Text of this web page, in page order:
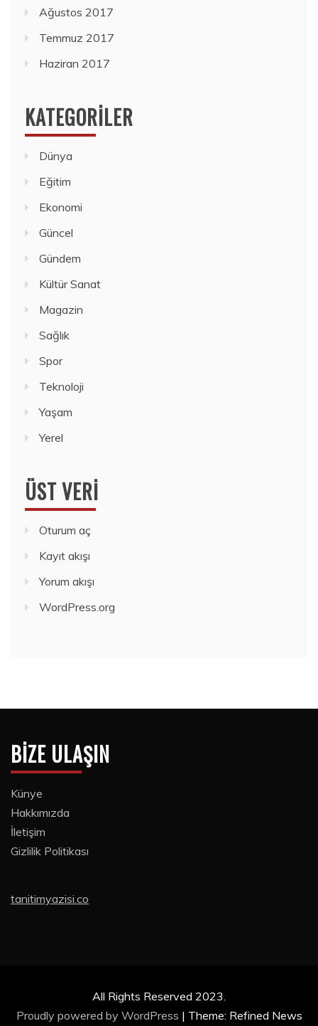
Ağustos 2017
Temmuz 2017
Haziran 2017
KATEGORILER
Dünya
Eğitim
Ekonomi
Güncel
Gündem
Kültür Sanat
Magazin
Sağlık
Spor
Teknoloji
Yaşam
Yerel
ÜST VERI
Oturum aç
Kayıt akışı
Yorum akışı
WordPress.org
BIZE ULAŞIN
Künye
Hakkımızda
İletişim
Gizlilik Politikası
tanitimyazisi.co
All Rights Reserved 2023.
Proudly powered by WordPress | Theme: Refined News